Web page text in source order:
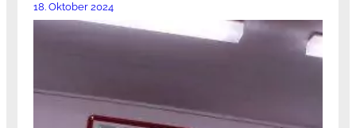
18. Oktober 2024